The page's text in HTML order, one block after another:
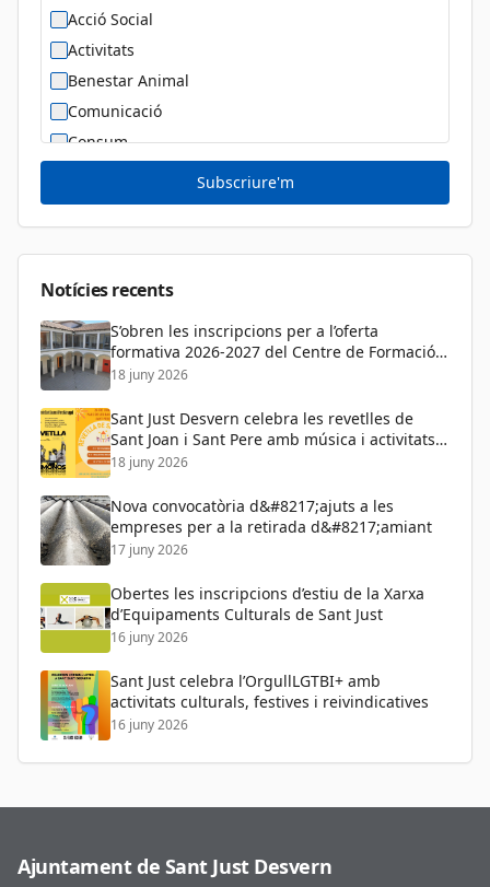
Acció Social
Activitats
Benestar Animal
Comunicació
Consum
Diversitat Sexual i de Gènere
Dona
Subscriure'm
Notícies recents
S’obren les inscripcions per a l’oferta
formativa 2026-2027 del Centre de Formació
de Persones Adultes
18 juny 2026
Sant Just Desvern celebra les revetlles de
Sant Joan i Sant Pere amb música i activitats
per a tots els públics
18 juny 2026
Nova convocatòria d&#8217;ajuts a les
empreses per a la retirada d&#8217;amiant
17 juny 2026
Obertes les inscripcions d’estiu de la Xarxa
d’Equipaments Culturals de Sant Just
16 juny 2026
Sant Just celebra l’OrgullLGTBI+ amb
activitats culturals, festives i reivindicatives
16 juny 2026
Ajuntament de Sant Just Desvern